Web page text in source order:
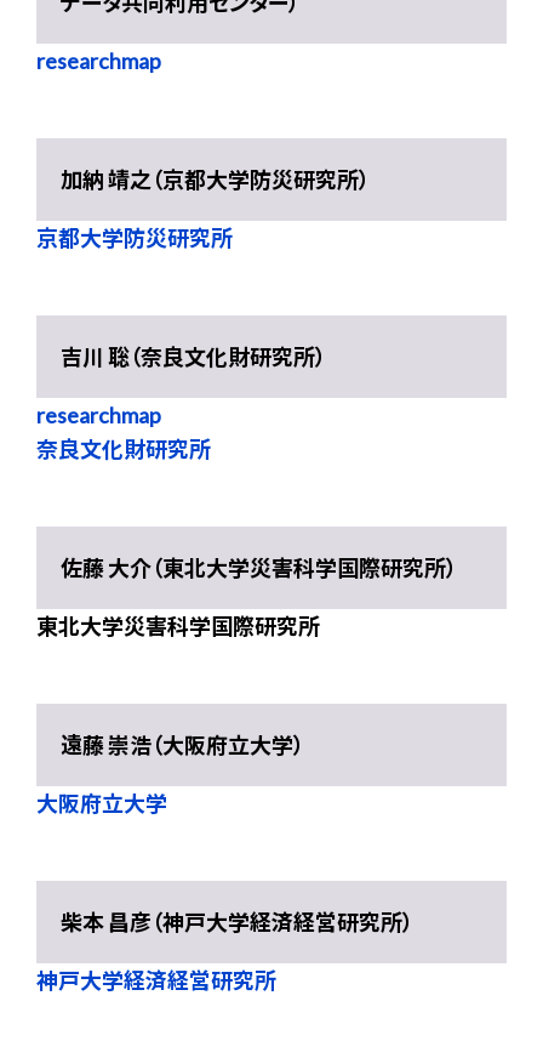
researchmap
加納 靖之（京都大学防災研究所）
京都大学防災研究所
吉川 聡（奈良文化財研究所）
researchmap
奈良文化財研究所
佐藤 大介（東北大学災害科学国際研究所）
東北大学災害科学国際研究所
遠藤 崇浩（大阪府立大学）
大阪府立大学
柴本 昌彦（神戸大学経済経営研究所）
神戸大学経済経営研究所